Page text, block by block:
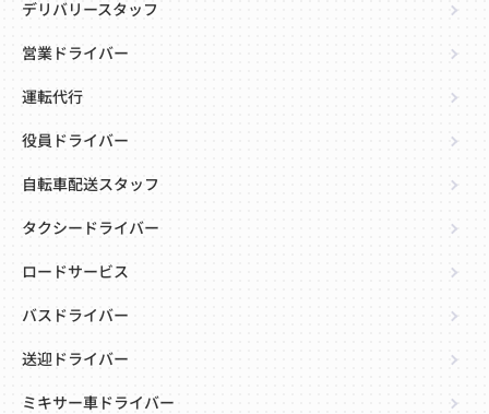
デリバリースタッフ
営業ドライバー
運転代行
役員ドライバー
自転車配送スタッフ
タクシードライバー
ロードサービス
バスドライバー
送迎ドライバー
ミキサー車ドライバー